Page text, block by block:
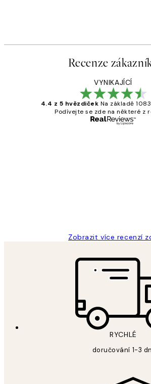
Recenze
VYNIKAJÍCÍ
4.4 z 5 hvězdiček Na základě
Podívejte se zde na některé z
Zobrazit více recenzí
RYCHLÉ
doručování 1-3